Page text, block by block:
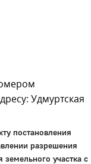
Удмуртская
постановления
разрешения
участка с